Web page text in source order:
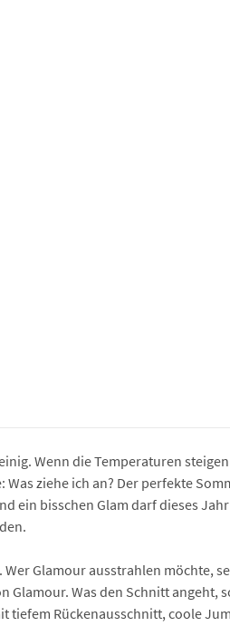
Wenn die Temperaturen
ziehe ich an? Der perfekte
ein bisschen Glam darf dieses
Glamour ausstrahlen möchte,
Glamour. Was den Schnitt angeht,
Rückenausschnitt, coole